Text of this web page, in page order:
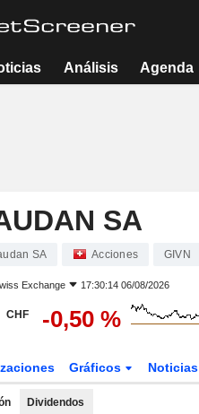
Análisis Agenda
SA
SA Acciones GIVN
Exchange 17:30:14 06/08/2026
CHF -0,50 %
Gráficos Noticias
Dividendos